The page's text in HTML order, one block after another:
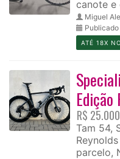
canote
Miguel
ATÉ 18X
Edição
R$
Tam 54,
parcelo,